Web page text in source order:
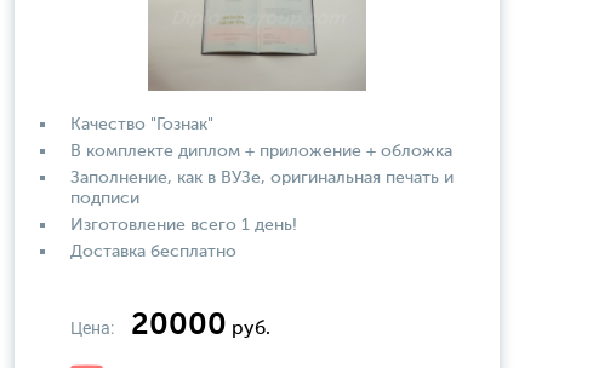
Качество "Гознак"
В комплекте диплом + приложение + обложка
Заполнение, как в ВУЗе, оригинальная печать и
подписи
Изготовление всего 1 день!
Доставка бесплатно
Цена: 20000 руб.